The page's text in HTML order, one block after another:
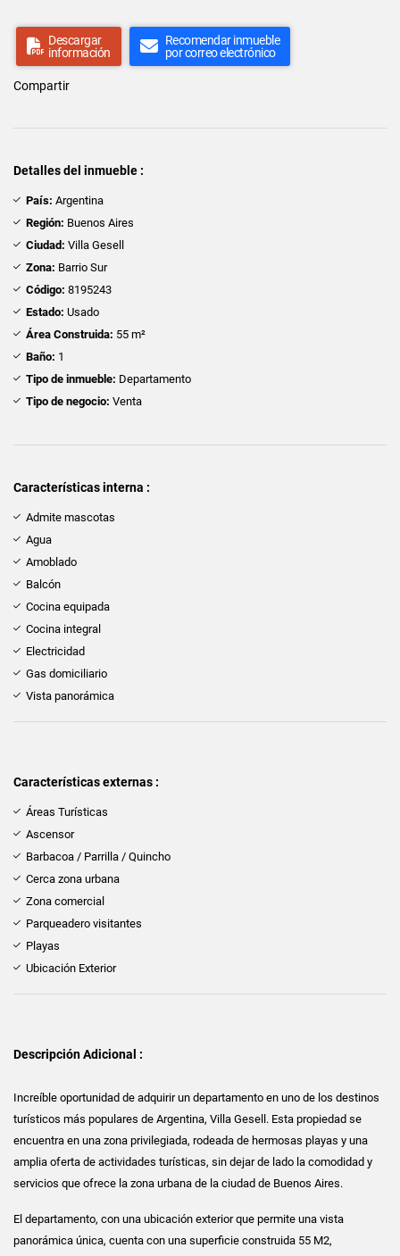
Descargar
información
Recomendar inmueble
por correo electrónico
Compartir
Detalles del inmueble :
País: Argentina
Región: Buenos Aires
Ciudad: Villa Gesell
Zona: Barrio Sur
Código: 8195243
Estado: Usado
Área Construida: 55 m²
Baño: 1
Tipo de inmueble: Departamento
Tipo de negocio: Venta
Características interna :
Admite mascotas
Agua
Amoblado
Balcón
Cocina equipada
Cocina integral
Electricidad
Gas domiciliario
Vista panorámica
Características externas :
Áreas Turísticas
Ascensor
Barbacoa / Parrilla / Quincho
Cerca zona urbana
Zona comercial
Parqueadero visitantes
Playas
Ubicación Exterior
Descripción Adicional :
Increíble oportunidad de adquirir un departamento en uno de los destinos
turísticos más populares de Argentina, Villa Gesell. Esta propiedad se
encuentra en una zona privilegiada, rodeada de hermosas playas y una
amplia oferta de actividades turísticas, sin dejar de lado la comodidad y
servicios que ofrece la zona urbana de la ciudad de Buenos Aires.
El departamento, con una ubicación exterior que permite una vista
panorámica única, cuenta con una superficie construida 55 M2,